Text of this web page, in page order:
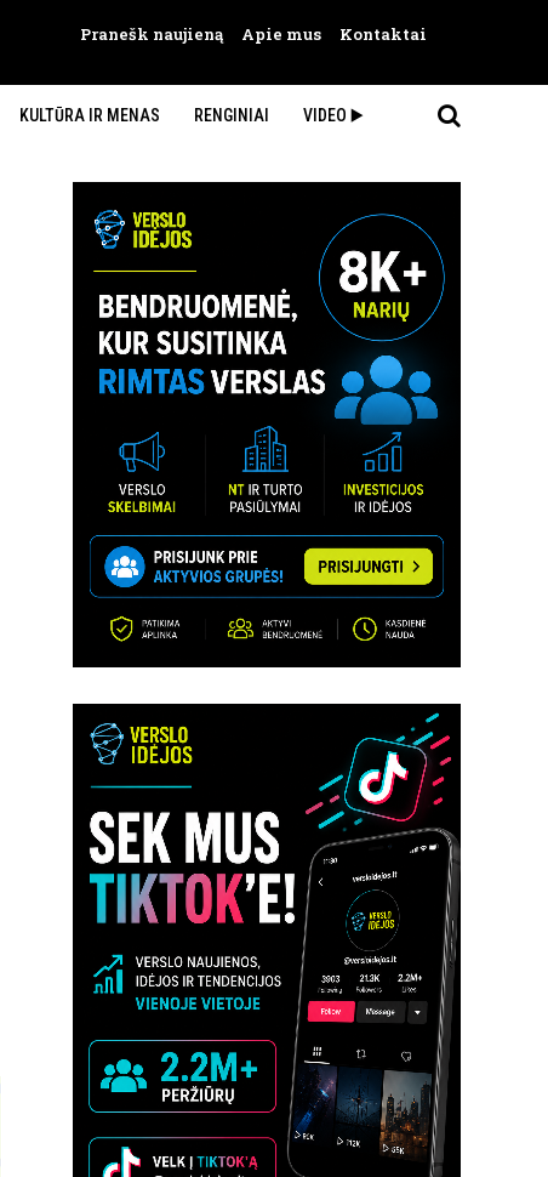
Pranešk naujieną Apie mus Kontaktai
KULTŪRA IR MENAS RENGINIAI VIDEO ▶️